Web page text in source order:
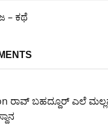
– ಕಥೆ
ರಾವ್ ಬಹದ್ದೂರ್ ಎಲೆ